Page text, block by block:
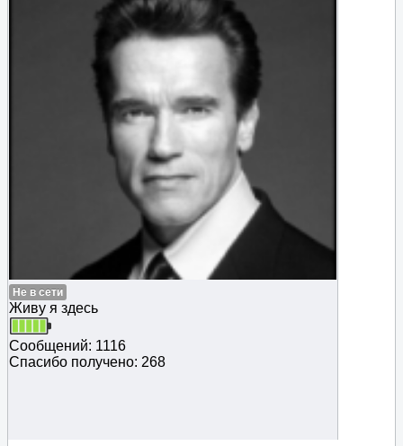
Не в сети
Живу я здесь
Сообщений: 1116
Спасибо получено: 268